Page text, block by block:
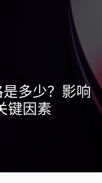
多少？影响
键因素